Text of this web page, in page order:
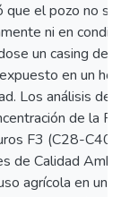
que el pozo no
ni en
un casing de
en un
Los análisis de
de la
F3 (C28-
de Calidad
agrícola en un